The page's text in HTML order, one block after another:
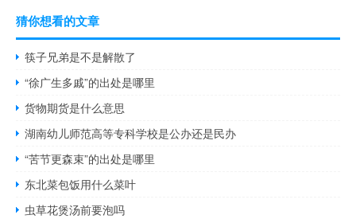
猜你想看的文章
筷子兄弟是不是解散了
“徐广生多戚”的出处是哪里
货物期货是什么意思
湖南幼儿师范高等专科学校是公办还是民办
“苦节更森束”的出处是哪里
东北菜包饭用什么菜叶
虫草花煲汤前要泡吗